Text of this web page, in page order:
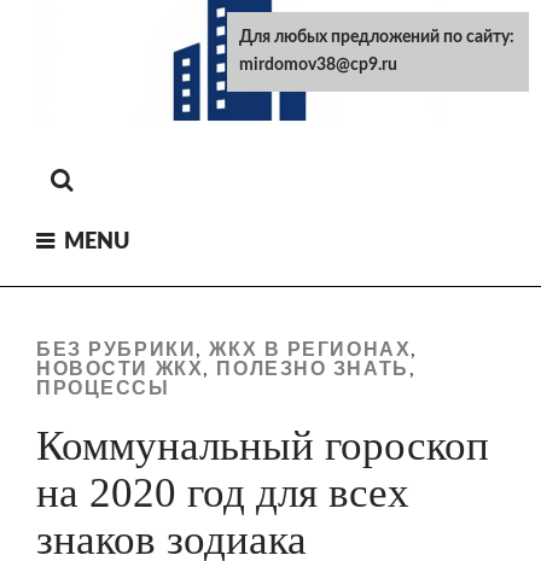
MENU
БЕЗ РУБРИКИ ,ЖКХ В РЕГИОНАХ,
НОВОСТИ ЖКХ, ПОЛЕЗНО ЗНАТЬ ,
ПРОЦЕССЫ
Коммунальный гороскоп
на 2020 год для всех
знаков зодиака
Для любых предложений по сайту:
mirdomov38@cp9.ru